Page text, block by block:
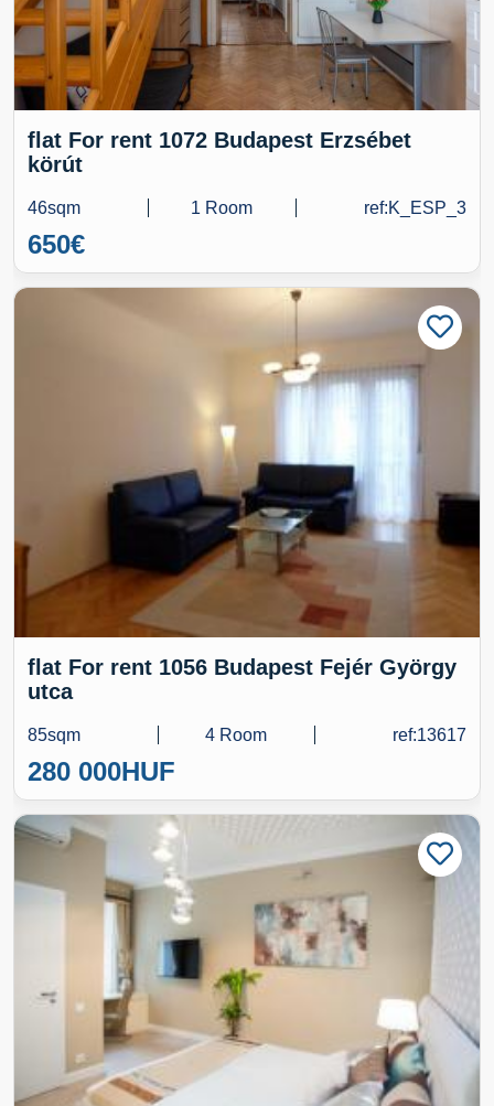
flat For rent 1072 Budapest Erzsébet
körút
46sqm 1 Room ref:K_ESP_3
650€
flat For rent 1056 Budapest Fejér György
utca
85sqm 4 Room ref:13617
280 000HUF